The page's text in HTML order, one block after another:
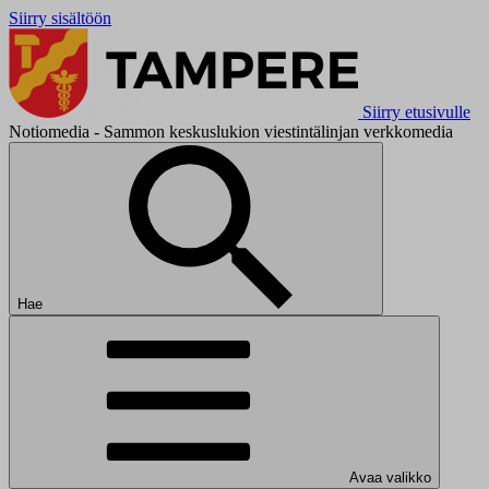
Siirry sisältöön
Siirry etusivulle
Notiomedia - Sammon keskuslukion viestintälinjan verkkomedia
Hae
Avaa valikko